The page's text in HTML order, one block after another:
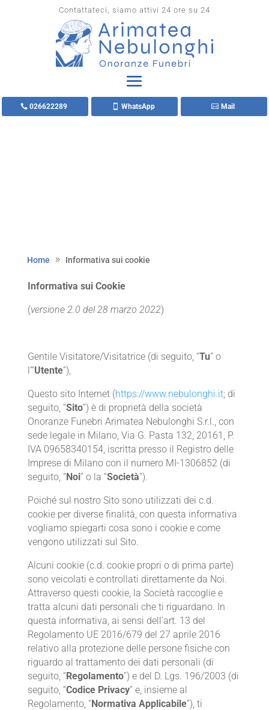
Contattateci, siamo attivi 24 ore su 24
026622289 WhatsApp Mail
Home Informativa sui cookie
Informativa sui Cookie
(versione 2.0 del 28 marzo 2022)
Gentile Visitatore/Visitatrice (di seguito, “Tu” o
l’“Utente”),
Questo sito Internet (https://www.nebulonghi.it; di
seguito, “Sito”) è di proprietà della società
Onoranze Funebri Arimatea Nebulonghi S.r.l., con
sede legale in Milano, Via G. Pasta 132, 20161, P.
IVA 09658340154, iscritta presso il Registro delle
Imprese di Milano con il numero MI-1306852 (di
seguito, “Noi” o la “Società”).
Poiché sul nostro Sito sono utilizzati dei c.d.
cookie per diverse finalità, con questa informativa
vogliamo spiegarti cosa sono i cookie e come
vengono utilizzati sul Sito.
Alcuni cookie (c.d. cookie propri o di prima parte)
sono veicolati e controllati direttamente da Noi.
Attraverso questi cookie, la Società raccoglie e
tratta alcuni dati personali che ti riguardano. In
questa informativa, ai sensi dell’art. 13 del
Regolamento UE 2016/679 del 27 aprile 2016
relativo alla protezione delle persone fisiche con
riguardo al trattamento dei dati personali (di
seguito, “Regolamento”) e del D. Lgs. 196/2003 (di
seguito, “Codice Privacy” e, insieme al
Regolamento, “Normativa Applicabile”), ti